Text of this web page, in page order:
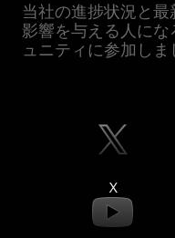
当社の進捗状況と最
影響を与える人に
ュニティに参加しま
X